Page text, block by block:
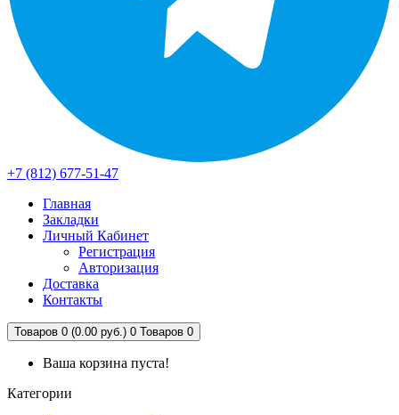
+7 (812) 677-51-47
Главная
Закладки
Личный Кабинет
Регистрация
Авторизация
Доставка
Контакты
Товаров 0 (0.00 руб.) 0 Товаров 0
Ваша корзина пуста!
Категории